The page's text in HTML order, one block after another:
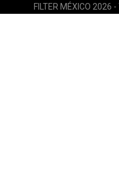
FILTER MÉXICO